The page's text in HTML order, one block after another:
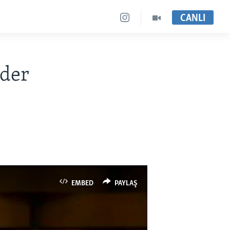
CANLI
EMBED PAYLAŞ